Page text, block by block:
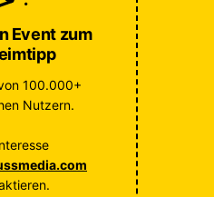
Event zum
100.000+
Nutzern.